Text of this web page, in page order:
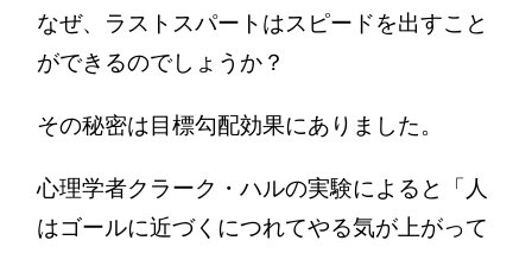
なぜ、ラストスパートはスピードを出すこと
ができるのでしょうか？
その秘密は目標勾配効果にありました。
心理学者クラーク・ハルの実験によると「人
はゴールに近づくにつれてやる気が上がって